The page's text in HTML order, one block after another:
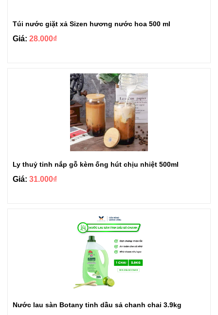
Túi nước giặt xả Sizen hương nước hoa 500 ml
Giá: 28.000₫
Ly thuỷ tinh nắp gỗ kèm ống hút chịu nhiệt 500ml
Giá: 31.000₫
Nước lau sàn Botany tinh dầu sả chanh chai 3.9kg